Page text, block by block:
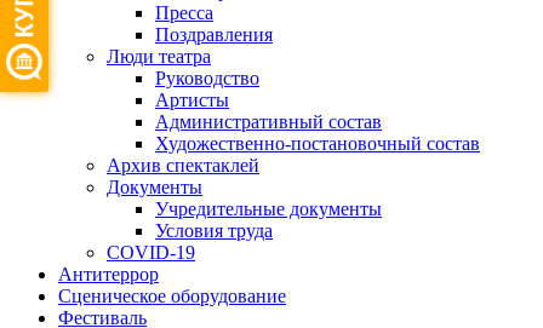
Пресса
Поздравления
Люди театра
Руководство
Артисты
Административный состав
Художественно-постановочный состав
Архив спектаклей
Документы
Учредительные документы
Условия труда
COVID-19
Антитеррор
Сценическое оборудование
Фестиваль